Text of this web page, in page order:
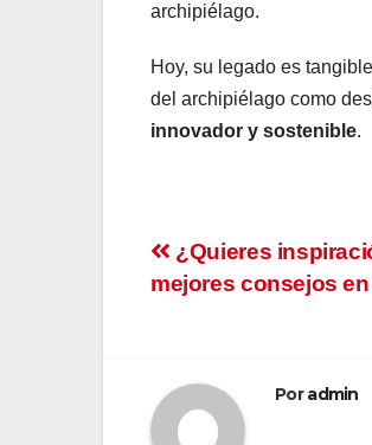
archipiélago.
Hoy, su legado es
del archipiélago como
innovador y sostenible.
Navegación
de
¿Quieres
mejores consejos
Poradmin